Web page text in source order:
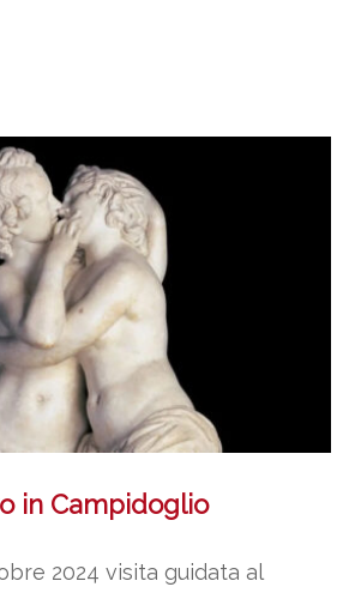
in Campidoglio
2024 visita guidata al